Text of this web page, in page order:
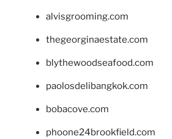
alvisgrooming.com
thegeorginaestate.com
blythewoodseafood.com
paolosdelibangkok.com
bobacove.com
phoone24brookfield.com